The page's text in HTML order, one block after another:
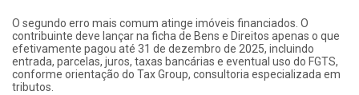
O segundo erro mais comum atinge imóveis financiados. O
contribuinte deve lançar na ficha de Bens e Direitos apenas o que
efetivamente pagou até 31 de dezembro de 2025, incluindo
entrada, parcelas, juros, taxas bancárias e eventual uso do FGTS,
conforme orientação do Tax Group, consultoria especializada em
tributos.